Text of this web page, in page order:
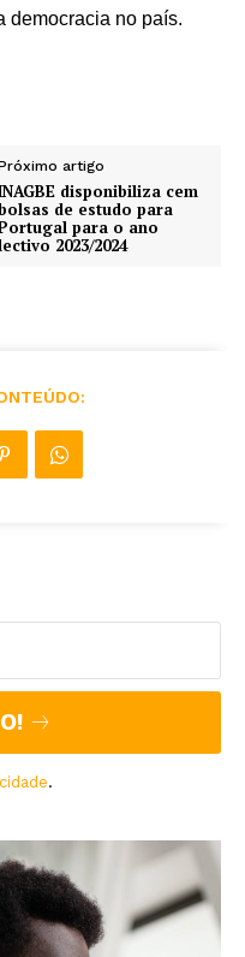
democracia no país.
artigo
disponibiliza cem
de estudo para
para o ano
2023/2024
.